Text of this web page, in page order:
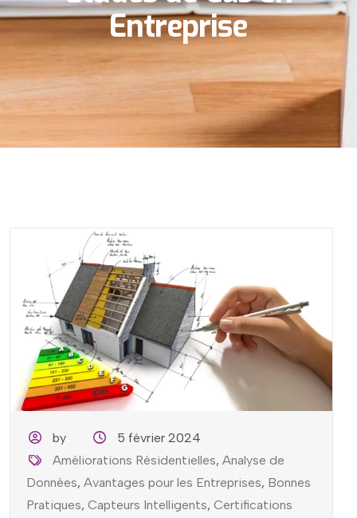
Entreprise
by
5 février 2024
Améliorations Résidentielles,Analyse de
Données, Avantages pour les Entreprises, Bonnes
Pratiques, Capteurs Intelligents, Certifications